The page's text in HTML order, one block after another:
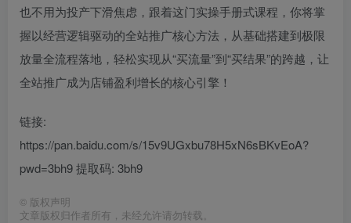
也不用为投产下滑焦虑，跟着这门实操手册式课程，你将掌
握以经营逻辑驱动的全站推广核心方法，从基础搭建到极限
放量全流程落地，轻松实现从“买流量”到“买结果”的跨越，让
全站推广成为店铺盈利增长的核心引擎！
链接:
https://pan.baidu.com/s/15v9UGxbu78H5xN6sBKvEoA?
pwd=3bh9 提取码: 3bh9
© 版权声明
文章版权归作者所有，未经允许请勿转载。